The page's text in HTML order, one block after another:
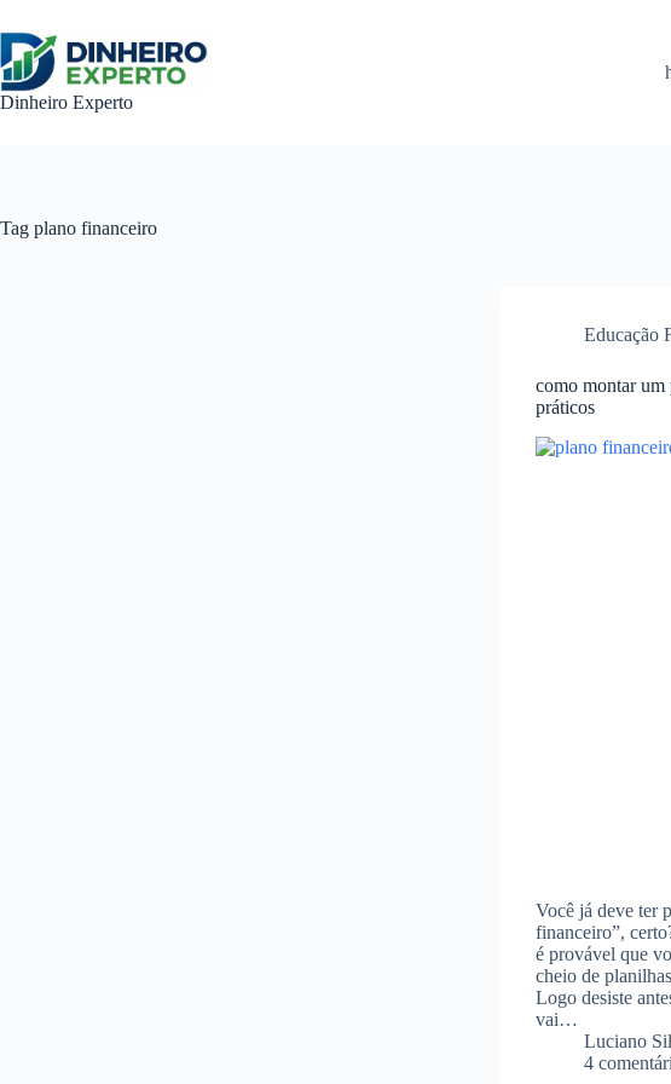
para
conteúdo
Dinheiro Experto
Tag plano financeiro
Educação
como montar um
práticos
Você já deve ter
financeiro”,
é provável que
cheio de
Logo desiste
vai…
Luciano
4